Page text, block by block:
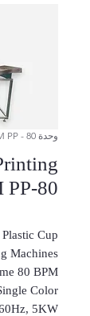
وحدة SKU: SM PP - 80
PP-80
Cup
Machines
80 BPM
Color
5KW.